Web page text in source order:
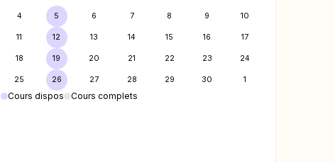
4 5 6 7 8 9 10
11 12 13 14 15 16 17
18 19 20 21 22 23 24
25 26 27 28 29 30 1
Cours dispos Cours complets